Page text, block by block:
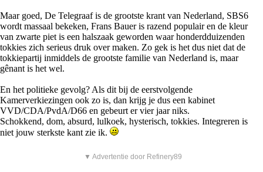
Maar goed, De Telegraaf is de grootste krant van Nederland, SBS6
wordt massaal bekeken, Frans Bauer is razend populair en de kleur
van zwarte piet is een halszaak geworden waar honderdduizenden
tokkies zich serieus druk over maken. Zo gek is het dus niet dat de
tokkiepartij inmiddels de grootste familie van Nederland is, maar
gênant is het wel.
En het politieke gevolg? Als dit bij de eerstvolgende
Kamerverkiezingen ook zo is, dan krijg je dus een kabinet
VVD/CDA/PvdA/D66 en gebeurt er vier jaar niks.
Schokkend, dom, absurd, lulkoek, hysterisch, tokkies. Integreren is
niet jouw sterkste kant zie ik.
▼ Advertentie door Refinery89